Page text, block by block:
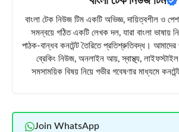
বাংলা টেক নিউজ টিম একটি অভিজ্ঞ, দায়িত্বশীল ও
সমন্বয়ে গঠিত একটি লেখক দল, যারা বাংলা ভাষায়
পাঠক-বান্ধব কনটেন্ট তৈরিতে প্রতিশ্রুতিবদ্ধ।
ব্রেকিং নিউজ, অনলাইন আয়, স্বাস্থ্য, লাইফস্টাইল,
সমসাময়িক বিষয় নিয়ে গভীর গবেষণার মাধ্যমে
Join WhatsApp